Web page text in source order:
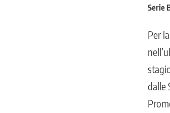
Serie
Per
dalle